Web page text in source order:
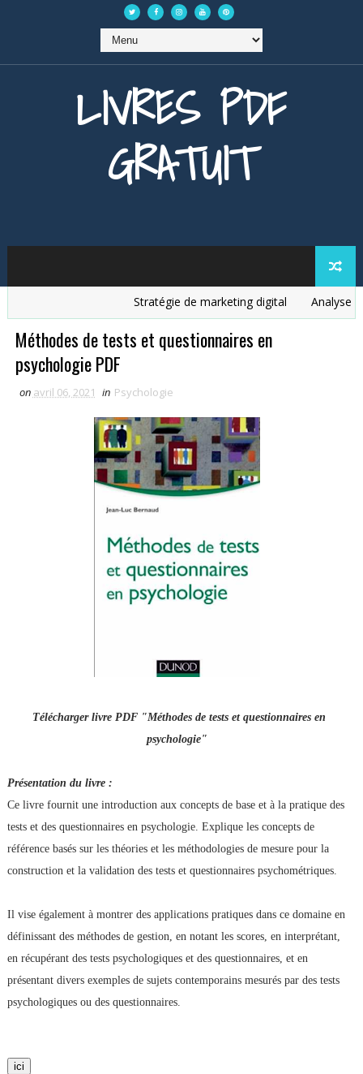
LIVRES PDF
GRATUIT
Stratégie de marketing digital Analyse
Méthodes de tests et questionnaires en
psychologie PDF
on avril 06, 2021 in Psychologie
Télécharger livre PDF "Méthodes de tests et questionnaires en
psychologie"
Présentation du livre :
Ce livre fournit une introduction aux concepts de base et à la pratique des
tests et des questionnaires en psychologie. Explique les concepts de
référence basés sur les théories et les méthodologies de mesure pour la
construction et la validation des tests et questionnaires psychométriques.
Il vise également à montrer des applications pratiques dans ce domaine en
définissant des méthodes de gestion, en notant les scores, en interprétant,
en récupérant des tests psychologiques et des questionnaires, et en
présentant divers exemples de sujets contemporains mesurés par des tests
psychologiques ou des questionnaires.
ici